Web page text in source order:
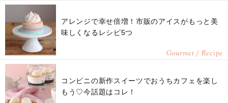
アレンジで幸せ倍増！市販のアイスがもっと美
味しくなるレシピ5つ
Gourmet / Recipe
コンビニの新作スイーツでおうちカフェを楽し
もう♡今話題はコレ！